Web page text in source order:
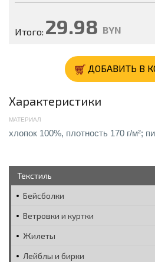
Итого: 29.98 BYN
ДОБАВИТЬ В
Характеристики
МАТЕРИАЛ
хлопок 100%, плотность 170 г/м²;
Текстиль
Бейсболки
Ветровки и куртки
Жилеты
Лейблы и бирки